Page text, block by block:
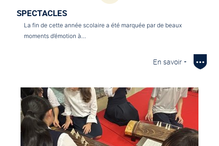
SPECTACLES
La fin de cette année scolaire a été marquée par de beaux
moments d’émotion à…
En savoir +